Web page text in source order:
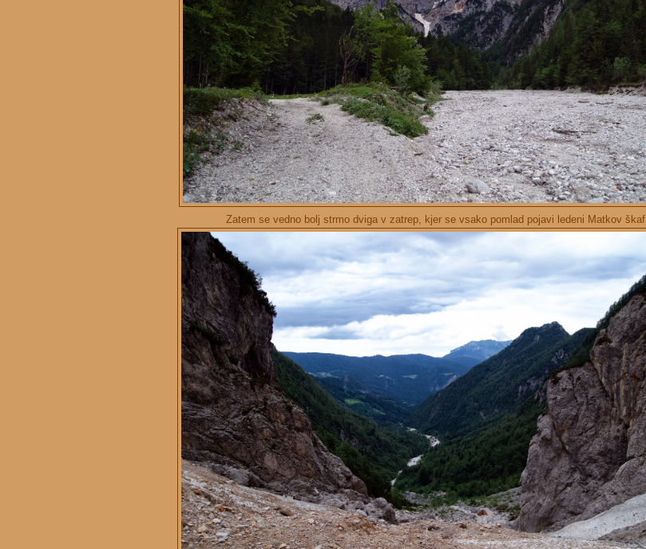
Zatem se vedno bolj strmo dviga v zatrep, kjer se vsako pomlad pojavi ledeni Matkov škaf.